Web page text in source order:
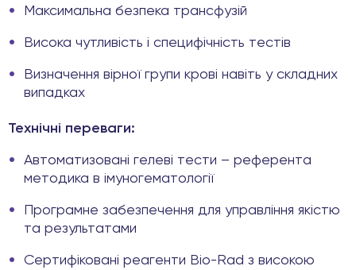
Максимальна безпека трансфузій
Висока чутливість і специфічність тестів
Визначення вірної групи крові навіть у складних
випадках
Технічні переваги:
Автоматизовані гелеві тести – референта
методика в імуногематології
Програмне забезпечення для управління якістю
та результатами
Сертифіковані реагенти Bio-Rad з високою